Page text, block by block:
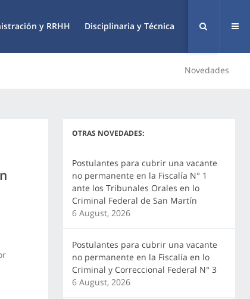
y RRHH Disciplinaria y Técnica
Novedades
OTRAS NOVEDADES:
Postulantes para cubrir una vacante
no permanente en la Fiscalía N° 1
ante los Tribunales Orales en lo
Criminal Federal de San Martín
6 August, 2026
Postulantes para cubrir una vacante
no permanente en la Fiscalía en lo
Criminal y Correccional Federal N° 3
6 August, 2026